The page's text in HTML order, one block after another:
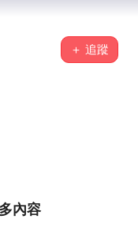
＋ 追蹤
內容